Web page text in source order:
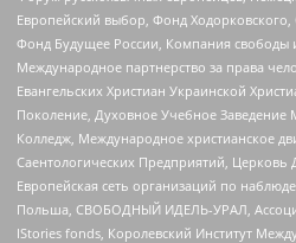
Европейский выбор, Фонд
Фонд Будущее России, Компания свободы
Международное партнерство за права
Евангельских Христиан Украинской
Поколение, Духовное Учебное
Колледж, Международное христианское
Саентологических Предприятий, Церковь
Европейская сеть организаций по
Польша, СВОБОДНЫЙ ИДЕЛЬ-УРАЛ,
IStories fonds, Королевский Институт